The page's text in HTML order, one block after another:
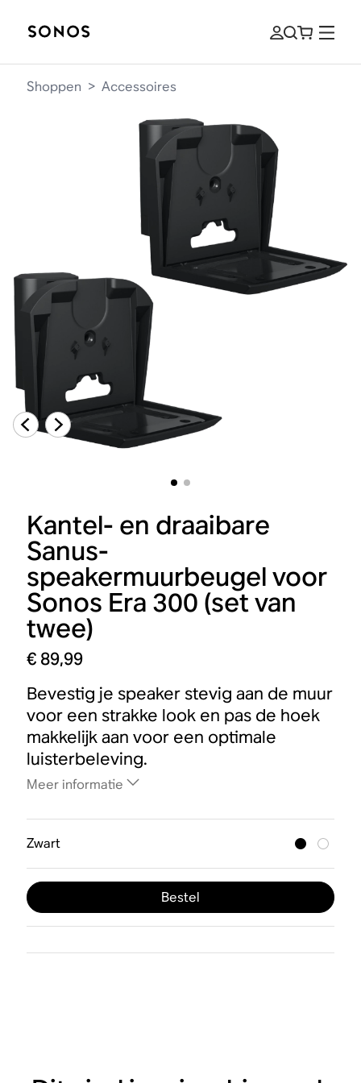
Shoppen > Accessoires
Kantel- en draaibare
Sanus-
speakermuurbeugel voor
Sonos Era 300 (set van
twee)
€ 89,99
Bevestig je speaker stevig aan de muur
voor een strakke look en pas de hoek
makkelijk aan voor een optimale
luisterbeleving.
Meer informatie
Zwart
Bestel